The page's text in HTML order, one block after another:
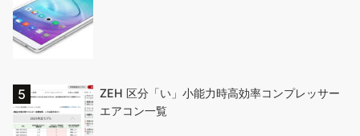
ZEH 区分「い」小能力時高効率コンプレッサー
エアコン一覧